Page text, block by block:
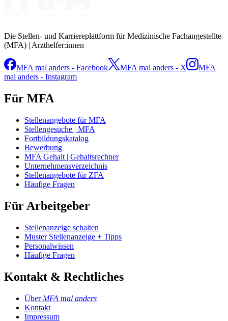
Die Stellen- und Karriereplattform für Medizinische Fachangestellte
(MFA) | Arzthelfer:innen
MFA mal anders - Facebook MFA mal anders - X
MFA
mal anders - Instagram
Für MFA
Stellenangebote für MFA
Stellengesuche | MFA
Fortbildungskatalog
Bewerbung
MFA Gehalt | Gehaltsrechner
Unternehmensverzeichnis
Stellenangebote für ZFA
Häufige Fragen
Für Arbeitgeber
Stellenanzeige schalten
Muster Stellenanzeige + Tipps
Personalwissen
Häufige Fragen
Kontakt & Rechtliches
Über MFA mal anders
Kontakt
Impressum